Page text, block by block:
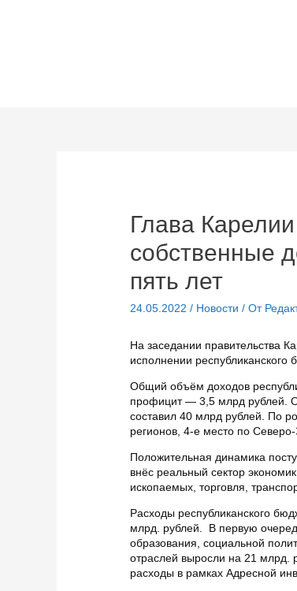
Глава
собственные
пять лет
24.05.2022 / Новости / От
На заседании правительства
исполнении республиканского
Общий объём доходов
профицит — 3,5 млрд рублей.
составил 40 млрд рублей. По
регионов, 4-е место по Северо-
Положительная динамика
внёс реальный сектор
ископаемых, торговля,
Расходы республиканского
млрд. рублей. В первую
образования, социальной
отраслей выросли на 21 млрд.
расходы в рамках Адресной